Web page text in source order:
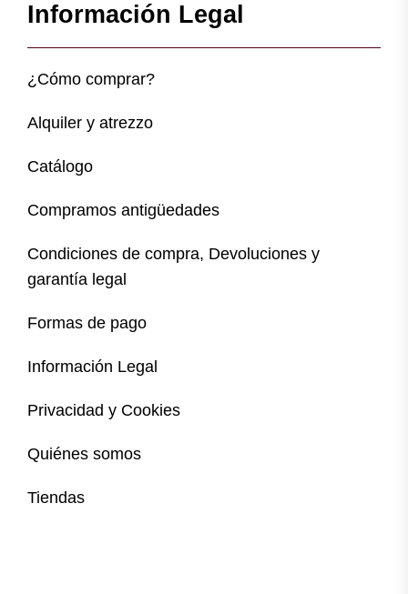
Información Legal
¿Cómo comprar?
Alquiler y atrezzo
Catálogo
Compramos antigüedades
Condiciones de compra, Devoluciones y
garantía legal
Formas de pago
Información Legal
Privacidad y Cookies
Quiénes somos
Tiendas